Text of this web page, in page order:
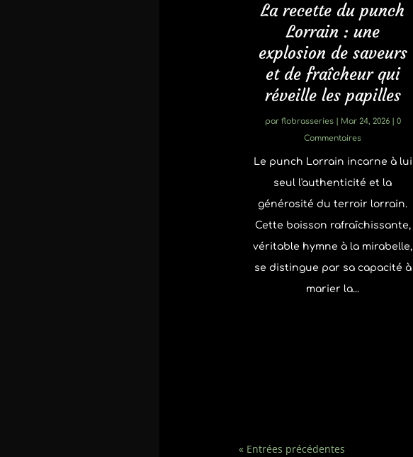
La recette du punch
Lorrain : une
explosion de saveurs
et de fraîcheur qui
réveille les papilles
par flobrasseries| Mar 24, 2026| 0
Commentaires
Le punch Lorrain incarne à lui
seul l'authenticité et la
générosité du terroir lorrain.
Cette boisson rafraîchissante,
véritable hymne à la mirabelle,
se distingue par sa capacité à
marier la...
« Entrées précédentes